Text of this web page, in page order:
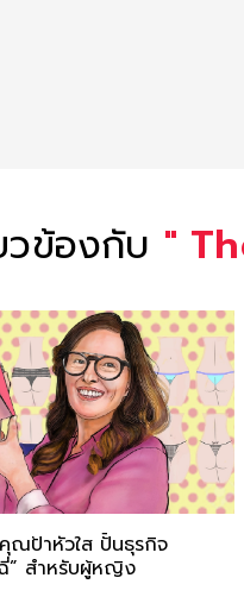
วข้องกับ "
ณป้าหัวใส ปั้นธุรกิจ
ฉี่” สำหรับผู้หญิง